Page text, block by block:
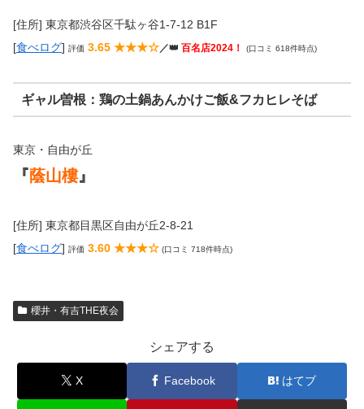
[住所] 東京都渋谷区千駄ヶ谷1-7-12 B1F
[食べログ] 評価 3.65 ★★★☆／👑 百名店2024！ (口コミ 618件時点)
ギャル曽根：鶏の土鍋あんかけご飯&フカヒレそば
東京・自由が丘
『蔭山樓』
[住所] 東京都目黒区自由が丘2-8-21
[食べログ] 評価 3.60 ★★★☆ (口コミ 718件時点)
櫻井・有吉THE夜会
シェアする
X Facebook はてブ